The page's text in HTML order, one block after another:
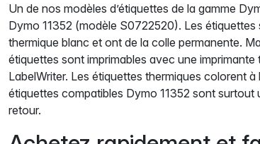
Un de nos modèles d’étiquettes de la gamme
Dymo 11352 (modèle S0722520). Les
thermique blanc et ont de la colle permanente.
étiquettes sont imprimables avec une
LabelWriter. Les étiquettes thermiques colorent à
étiquettes compatibles Dymo 11352 sont surtout
retour.